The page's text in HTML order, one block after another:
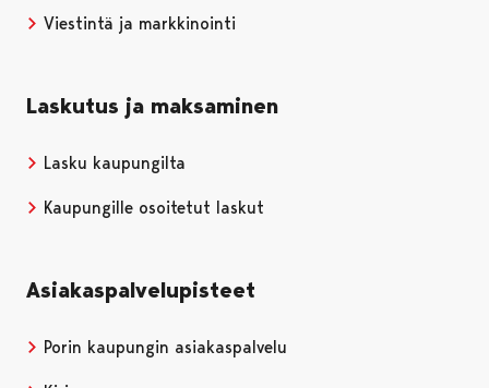
Viestintä ja markkinointi
Laskutus ja maksaminen
Lasku kaupungilta
Kaupungille osoitetut laskut
Asiakaspalvelupisteet
Porin kaupungin asiakaspalvelu